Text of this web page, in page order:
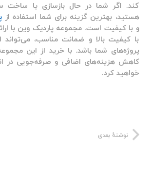
کند. اگر شما در حال بازسازی یا ساخت
هستید، بهترین گزینه برای شما استفاده از
و با کیفیت است. مجموعهپاردیک وین با
با کیفیت بالا و ضمانت مناسب، می‌تواند
پروژه‌های شما باشد. با خرید از این
کاهش هزینه‌های اضافی و صرفه‌جویی در
خواهید کرد.
نوشتهٔ بعدی